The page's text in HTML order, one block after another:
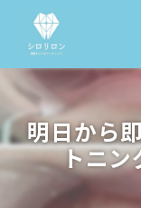
明日から
トニン